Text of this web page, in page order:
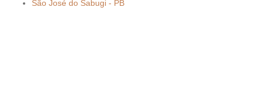
São José do Sabugi - PB